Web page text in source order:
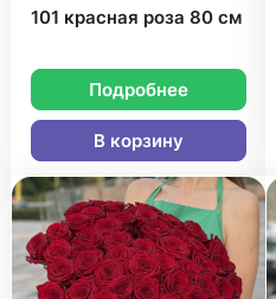
101 красная роза 80 см
Подробнее
В корзину